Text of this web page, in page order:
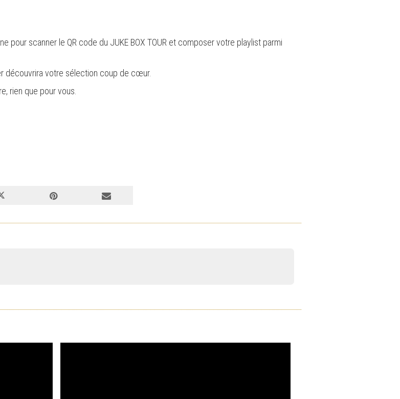
pour scanner le QR code du JUKE BOX TOUR et composer votre playlist parmi
découvrira votre sélection coup de cœur.
rien que pour vous.